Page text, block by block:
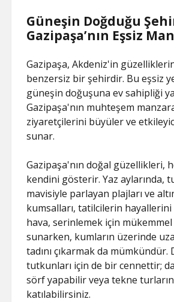
Güneşin Doğduğu
Gazipaşa’nın Eşsiz
Gazipaşa, Akdeniz'in
benzersiz bir şehirdir. Bu eşsiz
güneşin doğuşuna ev sahipliği
Gazipaşa'nın muhteşem
ziyaretçilerini büyüler ve
sunar.
Gazipaşa'nın doğal güzellikleri,
kendini gösterir. Yaz aylarında,
mavisiyle parlayan plajları ve
kumsalları, tatilcilerin hayallerini
hava, serinlemek için
sunarken, kumların üzerinde
tadını çıkarmak da mümkündür.
tutkunları için de bir cennettir;
sörf yapabilir veya tekne
katılabilirsiniz.